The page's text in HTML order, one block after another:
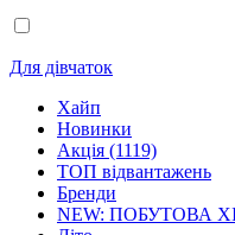
Для дівчаток
Хайп
Новинки
Акція (1119)
ТОП відвантажень
Бренди
NEW: ПОБУТОВА